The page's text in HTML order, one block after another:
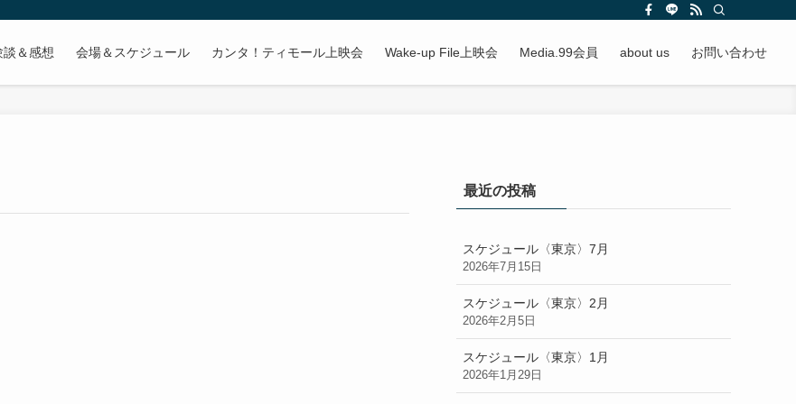
談＆感想 会場＆スケジュール カンタ！ティモール上映会 Wake-up File上映会 Media.99会員 about us お問い合わせ
最近の投稿
スケジュール〈東京〉7月
2026年7月15日
スケジュール〈東京〉2月
2026年2月5日
スケジュール〈東京〉1月
2026年1月29日